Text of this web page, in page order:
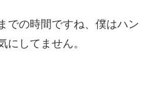
での時間ですね、僕はハン
してません。